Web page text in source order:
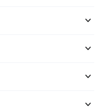
keyboard_arrow_down
keyboard_arrow_down
keyboard_arrow_down
keyboard_arrow_down